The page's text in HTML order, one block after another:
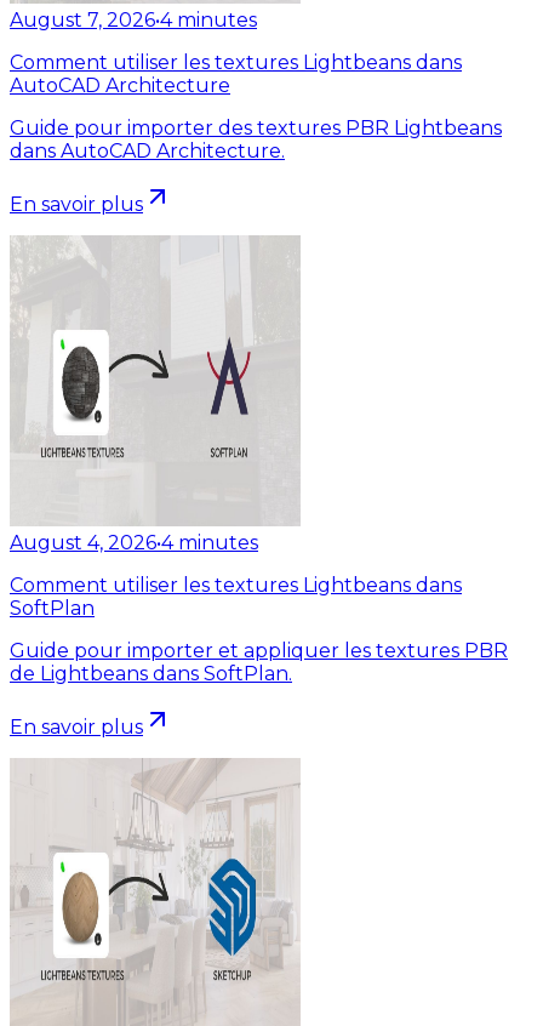
August 7, 2026•4 minutes
Comment utiliser les textures Lightbeans dans
AutoCAD Architecture
Guide pour importer des textures PBR Lightbeans
dans AutoCAD Architecture.
En savoir plus
August 4, 2026•4 minutes
Comment utiliser les textures Lightbeans dans
SoftPlan
Guide pour importer et appliquer les textures PBR
de Lightbeans dans SoftPlan.
En savoir plus